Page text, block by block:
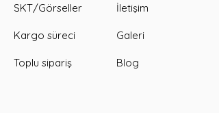
SKT/Görseller
Kargo süreci
Toplu sipariş
İletişim
Galeri
Blog